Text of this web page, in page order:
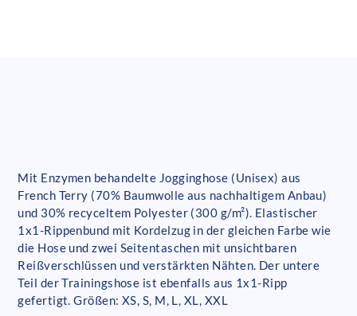
Mit Enzymen behandelte Jogginghose (Unisex) aus
French Terry (70% Baumwolle aus nachhaltigem Anbau)
und 30% recyceltem Polyester (300 g/m²). Elastischer
1x1-Rippenbund mit Kordelzug in der gleichen Farbe wie
die Hose und zwei Seitentaschen mit unsichtbaren
Reißverschlüssen und verstärkten Nähten. Der untere
Teil der Trainingshose ist ebenfalls aus 1x1-Ripp
gefertigt. Größen: XS, S, M, L, XL, XXL